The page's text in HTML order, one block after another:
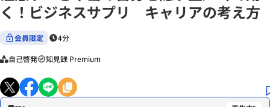
く！ビジネスサプリ キャリアの考え方
会員限定 4分
自己啓発 知見録 Premium